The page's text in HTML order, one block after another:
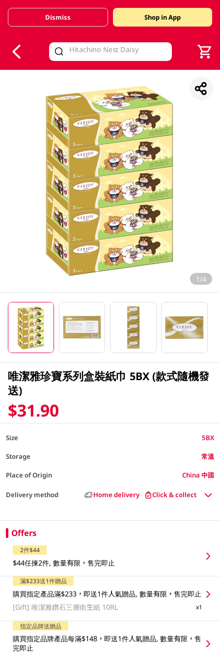
Valid Until 30 June 2026
Dismiss Shop in App
1/4
唯潔雅珍寶系列盒裝紙巾 5BX (款式隨機發
送)
$31.90
Size 5BX
Storage 常溫
Place of Origin China 中國
Delivery method Home delivery Click & collect
Offers
2件$44
$44任揀2件, 數量有限，售完即止
滿$233送1件贈品
購買指定產品滿$233，即送1件人氣贈品, 數量有限，售完即止
[Gift]唯潔雅鑽石三層衛生紙 10RL x1
指定品牌送贈品
購買指定品牌產品每滿$148，即送1件人氣贈品, 數量有限，售
完即止